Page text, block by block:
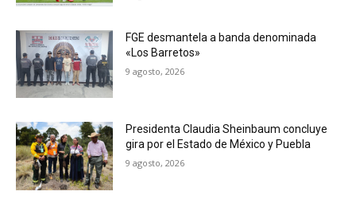
FGE desmantela a banda denominada
«Los Barretos»
9 agosto, 2026
Presidenta Claudia Sheinbaum concluye
gira por el Estado de México y Puebla
9 agosto, 2026